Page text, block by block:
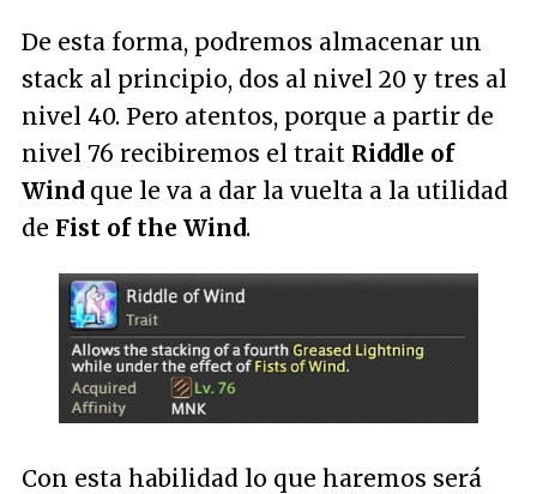
De esta forma, podremos almacenar un
stack al principio, dos al nivel 20 y tres al
nivel 40. Pero atentos, porque a partir de
nivel 76 recibiremos el trait Riddle of
Wind que le va a dar la vuelta a la utilidad
de Fist of the Wind.
Con esta habilidad lo que haremos será